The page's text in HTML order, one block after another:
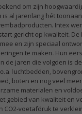
om zijn
al jarenlang hét
Intex
gericht op kwaliteit. De
en zijn speciaal
te maken. Hun
de jaren die volgden is
luchtbedden,
boten en nog veel
materialen en
gebied van kwaliteit en
CO2-voetafdruk te